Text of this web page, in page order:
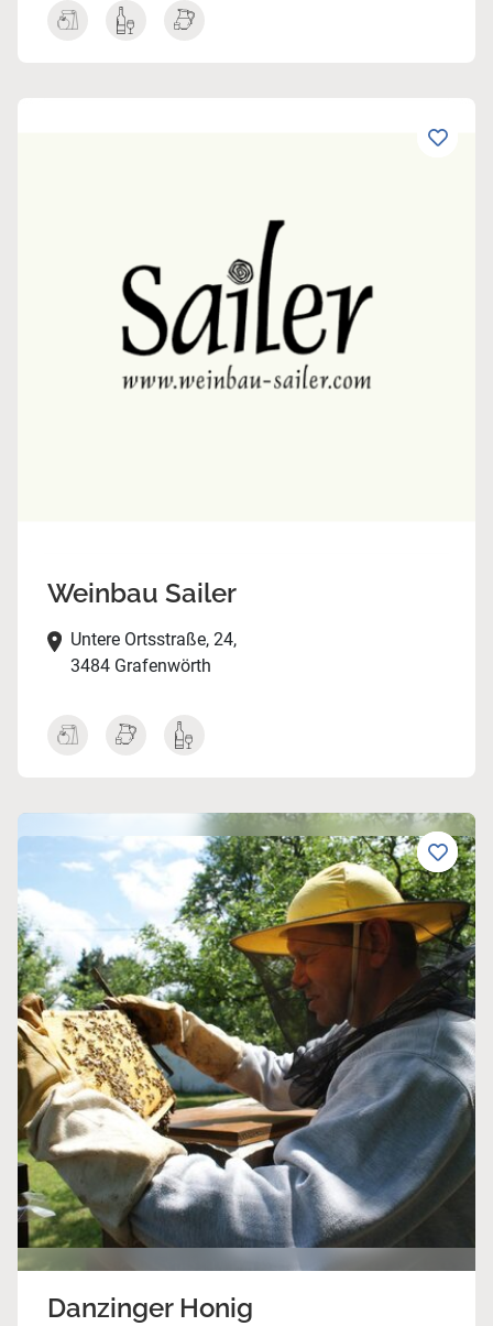
Weinbau Sailer
Untere Ortsstraße, 24,
3484 Grafenwörth
Danzinger Honig